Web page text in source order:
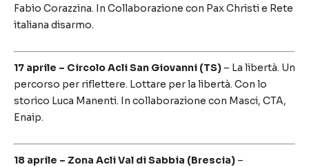
Fabio Corazzina. In Collaborazione con Pax Christi e Rete
italiana disarmo.
17 aprile – Circolo Acli San Giovanni (TS) – La libertà. Un
percorso per riflettere. Lottare per la libertà. Con lo
storico Luca Manenti. In collaborazione con Masci, CTA,
Enaip.
18 aprile – Zona Acli Val di Sabbia (Brescia) –